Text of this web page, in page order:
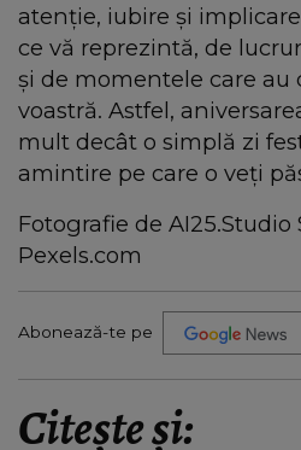
atenție, iubire și
ce vă reprezintă, de
și de momentele care au
voastră. Astfel,
mult decât o simplă zi
amintire pe care o veți
Fotografie de AI25.Studio
Pexels.com
Abonează-te pe
Citește și: